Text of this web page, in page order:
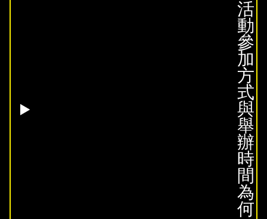
活
動
參
加
方
式
與
舉
辦
時
間
為
何